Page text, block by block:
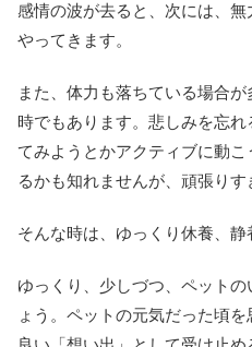
感情の波が去ると、次には、
やってきます。
また、体力も落ちている場合
時でもあります。悲しみを忘
てみようとかアクティブに動
るかも知れませんが、頑張りす
そんな時は、ゆっくり休養、静
ゆっくり、少しづつ、ペット
ょう。ペットの元気だった頃